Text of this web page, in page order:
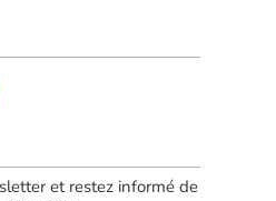
et restez informé de